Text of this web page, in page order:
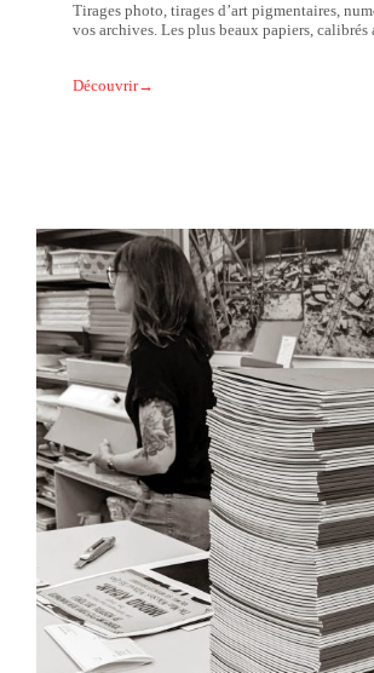
Tirages photo, tirages d’art pigmentaires,
vos archives. Les plus beaux papiers, calibrés
Découvrir→